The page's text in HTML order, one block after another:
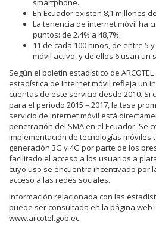
smartphone.
En Ecuador existen 8,1 millones
La tenencia de internet móvil ha
puntos: de 2.4% a 48,7%.
11 de cada 100 niños, de entre 5
móvil activo, y de ellos 6 usan un
Según el boletín estadístico de
estadística de Internet móvil refleja un
cuentas de este servicio desde 2010. Si
para el periodo 2015 – 2017, la tasa
servicio de internet móvil está
penetración del SMA en el Ecuador. Se
implementación de tecnologías móviles
generación 3G y 4G por parte de los
facilitado el acceso a los usuarios a
cuyo uso se encuentra incentivado por
acceso a las redes sociales.
Información relacionada con las
puede ser consultada en la página web
www.arcotel.gob.ec.